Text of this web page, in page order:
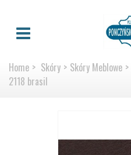
Home > Skóry > Skóry Meblowe >
2118 brasil